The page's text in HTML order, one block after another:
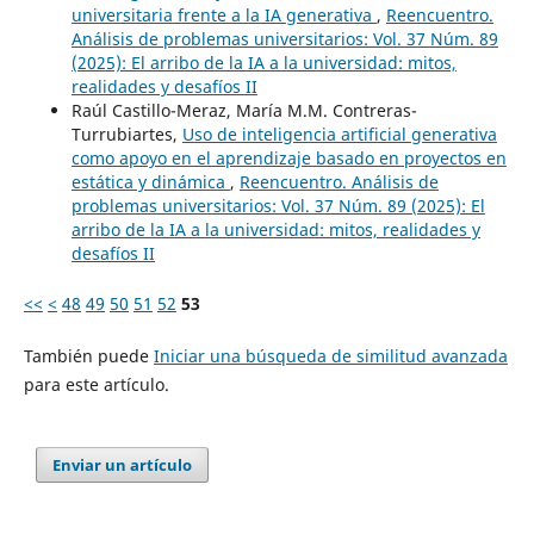
universitaria frente a la IA generativa , Reencuentro.
Análisis de problemas universitarios: Vol. 37 Núm. 89
(2025): El arribo de la IA a la universidad: mitos,
realidades y desafíos II
Raúl Castillo-Meraz, María M.M. Contreras-
Turrubiartes, Uso de inteligencia artificial generativa
como apoyo en el aprendizaje basado en proyectos en
estática y dinámica , Reencuentro. Análisis de
problemas universitarios: Vol. 37 Núm. 89 (2025): El
arribo de la IA a la universidad: mitos, realidades y
desafíos II
<< < 48 49 50 51 52 53
También puede Iniciar una búsqueda de similitud avanzada
para este artículo.
Enviar un artículo